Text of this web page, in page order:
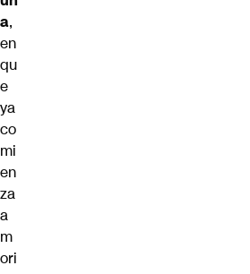
a,
en
qu
e
ya
co
mi
en
za
a
m
ori